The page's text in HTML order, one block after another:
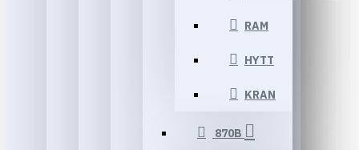
RAM
HYTT
KRAN
870B